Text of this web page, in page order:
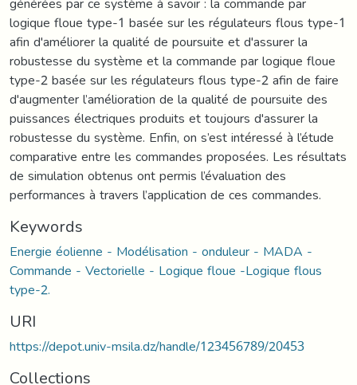
logique floue type-1 basée sur les régulateurs flous type-1
afin d'améliorer la qualité de poursuite et d'assurer la
robustesse du système et la commande par logique floue
type-2 basée sur les régulateurs flous type-2 afin de faire
d'augmenter l’amélioration de la qualité de poursuite des
puissances électriques produits et toujours d'assurer la
robustesse du système. Enfin, on s’est intéressé à l’étude
comparative entre les commandes proposées. Les résultats
de simulation obtenus ont permis l’évaluation des
performances à travers l’application de ces commandes.
Keywords
Energie éolienne - Modélisation - onduleur - MADA -
Commande - Vectorielle - Logique floue -Logique flous
type-2.
URI
https://depot.univ-msila.dz/handle/123456789/20453
Collections